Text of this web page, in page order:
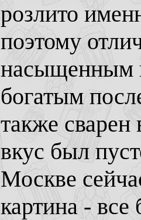
розлито
поэтому
насыщенным
богатым
также
вкус был
Москве
картина -